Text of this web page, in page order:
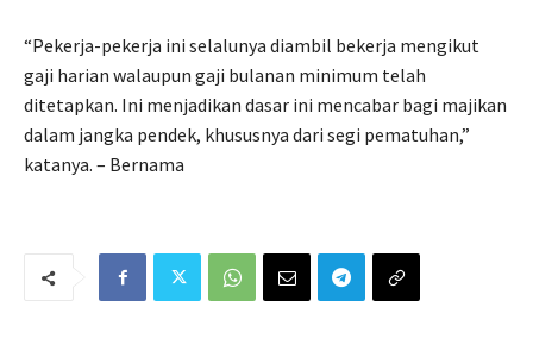
“Pekerja-pekerja ini selalunya diambil bekerja mengikut
gaji harian walaupun gaji bulanan minimum telah
ditetapkan. Ini menjadikan dasar ini mencabar bagi majikan
dalam jangka pendek, khususnya dari segi pematuhan,”
katanya. – Bernama